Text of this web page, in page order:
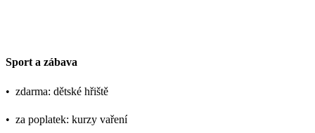
Sport a zábava
• zdarma: dětské hřiště
• za poplatek: kurzy vaření